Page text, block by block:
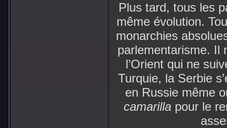
Plus tard, tous les
même évolution.
monarchies
parlementarisme. Il
l’Orient qui ne
Turquie, la Serbie
en Russie même
camarillapour le